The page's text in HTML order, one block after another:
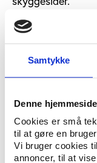
Samtykke
Denne
Cookies er små
til at gøre en
Vi bruger cookies
annoncer, til at
Topfolk fra IOC,
mest vidende
whistleblowers
præsenterer den
ledelsen af de
idrætsforbund,
Observer'.